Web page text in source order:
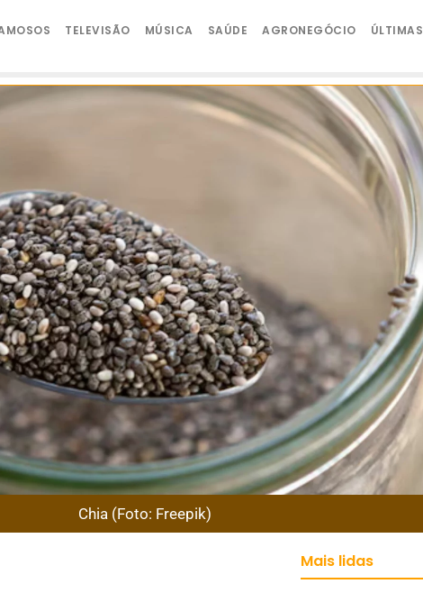
TELEVISÃO MÚSICA SAÚDE AGRONEGÓCIO ÚLTIMAS
Chia (Foto: Freepik)
Mais lidas